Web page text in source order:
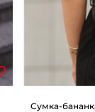
Сумка-